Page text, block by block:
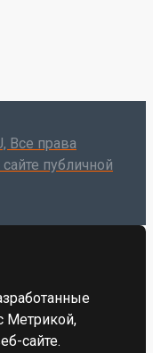
Все права
публичной
Метрикой,
сайте.